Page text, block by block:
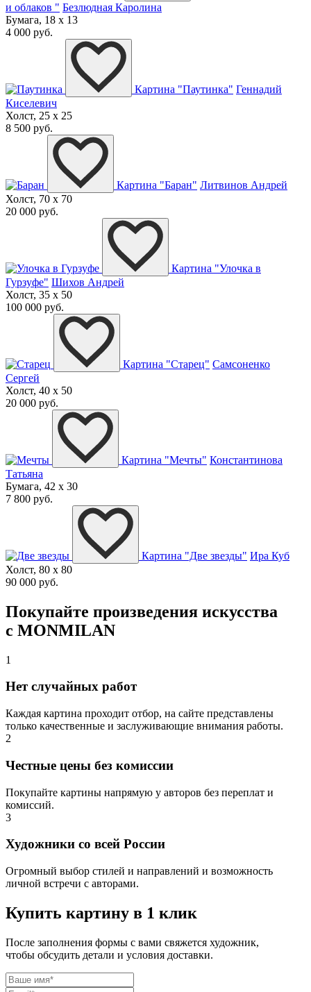
и облаков " Безлюдная Каролина
Бумага, 18 x 13
4 000 руб.
Картина "Паутинка" Геннадий
Киселевич
Холст, 25 x 25
8 500 руб.
Картина "Баран" Литвинов Андрей
Холст, 70 x 70
20 000 руб.
Картина "Улочка в
Гурзуфе" Шихов Андрей
Холст, 35 x 50
100 000 руб.
Картина "Старец" Самсоненко
Сергей
Холст, 40 x 50
20 000 руб.
Картина "Мечты" Константинова
Татьяна
Бумага, 42 x 30
7 800 руб.
Картина "Две звезды" Ира Куб
Холст, 80 x 80
90 000 руб.
Покупайте произведения искусства
с MONMILAN
1
Нет случайных работ
Каждая картина проходит отбор, на сайте представлены
только качественные и заслуживающие внимания работы.
2
Честные цены без комиссии
Покупайте картины напрямую у авторов без переплат и
комиссий.
3
Художники со всей России
Огромный выбор стилей и направлений и возможность
личной встречи с авторами.
Купить картину в 1 клик
После заполнения формы с вами свяжется художник,
чтобы обсудить детали и условия доставки.